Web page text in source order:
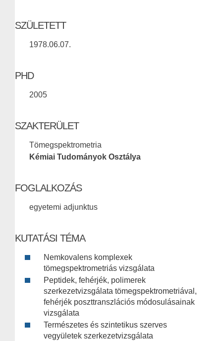
SZÜLETETT
1978.06.07.
PHD
2005
SZAKTERÜLET
Tömegspektrometria
Kémiai Tudományok Osztálya
FOGLALKOZÁS
egyetemi adjunktus
KUTATÁSI TÉMA
Nemkovalens komplexek
tömegspektrometriás vizsgálata
Peptidek, fehérjék, polimerek
szerkezetvizsgálata tömegspektrometriával,
fehérjék poszttranszlációs módosulásainak
vizsgálata
Természetes és szintetikus szerves
vegyületek szerkezetvizsgálata